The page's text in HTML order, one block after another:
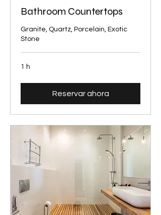
Bathroom Countertops
Granite, Quartz, Porcelain, Exotic
Stone
1 h
Reservar ahora